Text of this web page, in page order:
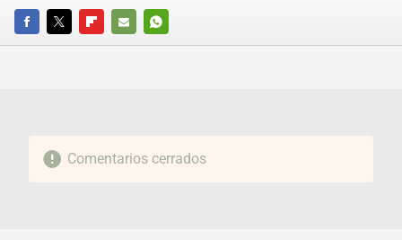
FACEBOOKTWITTERFLIPBOARD
E-
WHATSAPP
Comentarios cerrados